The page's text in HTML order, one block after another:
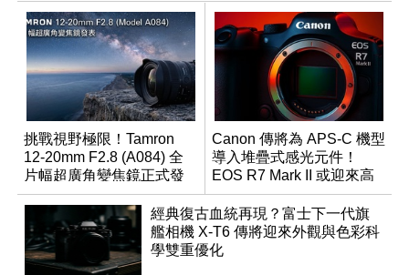
挑戰視野極限！Tamron
12-20mm F2.8 (A084) 全
片幅超廣角變焦鏡正式發
表
Canon 傳將為 APS-C 機型
導入堆疊式感光元件！
EOS R7 Mark II 或迎來高
速讀出升級
經典復古血統再現？富士下一代旗
艦相機 X-T6 傳將迎來外觀與色彩科
學雙重優化